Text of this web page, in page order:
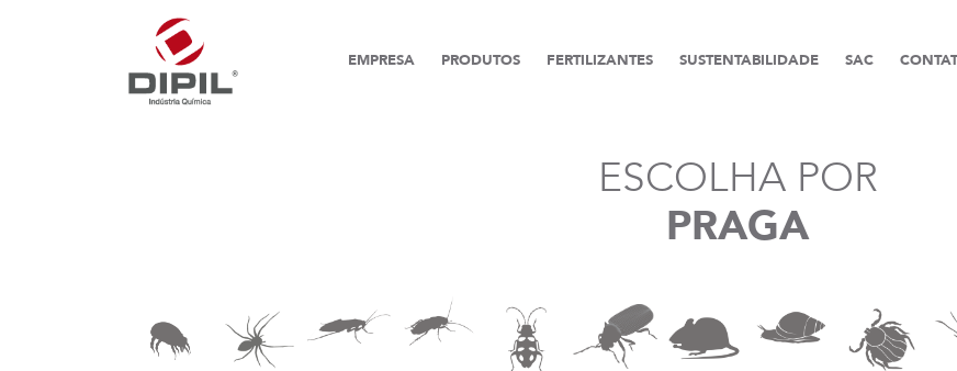
EMPRESA PRODUTOS FERTILIZANTES SUSTENTABILIDADE SAC
ESCOLHA POR
PRAGA